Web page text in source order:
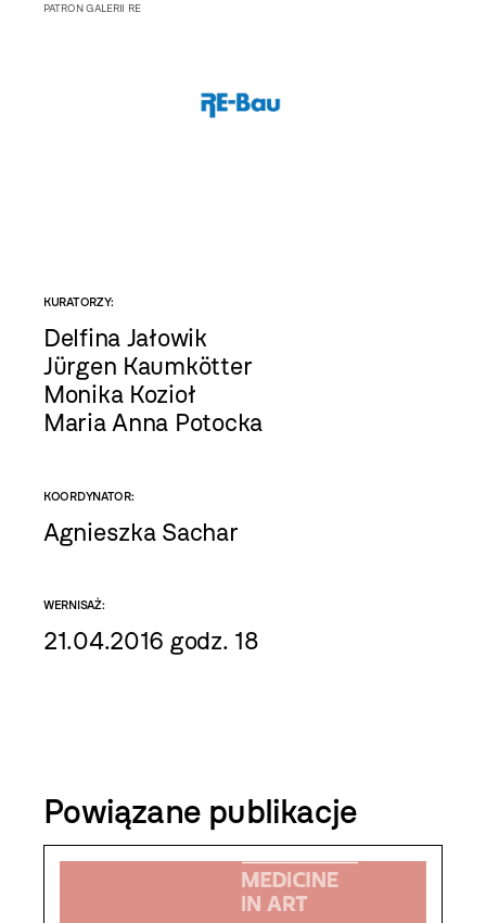
PATRON GALERII RE
KURATORZY:
Delfina Jałowik
Jürgen Kaumkötter
Monika Kozioł
Maria Anna Potocka
KOORDYNATOR:
Agnieszka Sachar
WERNISAŻ:
21.04.2016 godz. 18
Powiązane publikacje